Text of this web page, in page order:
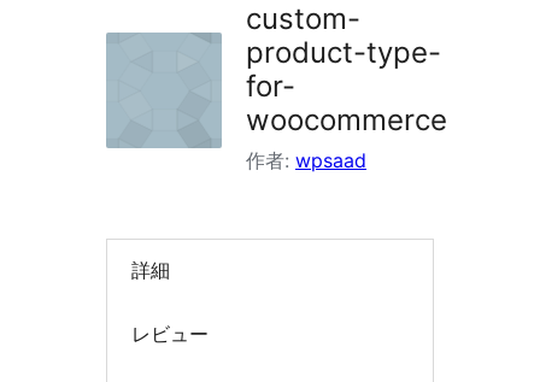
イ
custom-
product-type-
for-
woocommerce
作者: wpsaad
詳細
レビュー